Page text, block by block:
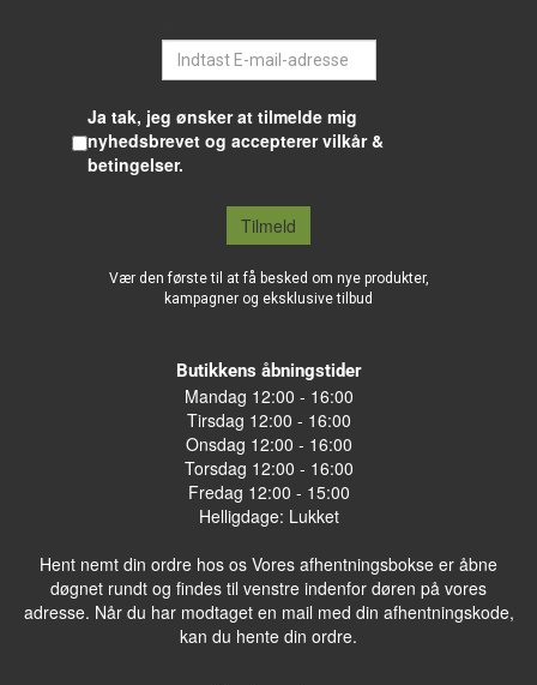
Ja tak, jeg ønsker at tilmelde mig
nyhedsbrevet og accepterer vilkår &
betingelser.
Tilmeld
Vær den første til at få besked om nye produkter,
kampagner og eksklusive tilbud
Butikkens åbningstider
Mandag 12:00 - 16:00
Tirsdag 12:00 - 16:00
Onsdag 12:00 - 16:00
Torsdag 12:00 - 16:00
Fredag 12:00 - 15:00
Helligdage: Lukket
Hent nemt din ordre hos os Vores afhentningsbokse er åbne
døgnet rundt og findes til venstre indenfor døren på vores
adresse. Når du har modtaget en mail med din afhentningskode,
kan du hente din ordre.